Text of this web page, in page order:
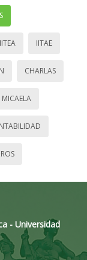
IITEA IITAE
CHARLAS
MICAELA
- Universidad